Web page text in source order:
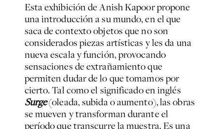
Esta exhibición de Anish Kapoor propone
una introducción a su mundo, en el que
saca de contexto objetos que no son
considerados piezas artísticas y les da una
nueva escala y función, provocando
sensaciones de extrañamiento que
permiten dudar de lo que tomamos por
cierto. Tal como el significado en inglés
Surge(oleada, subida o aumento), las obras
se mueven y transforman durante el
período que transcurre la muestra. Es una